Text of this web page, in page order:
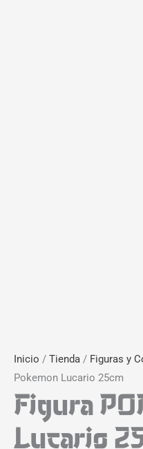
Inicio / Tienda / Figuras y
Pokemon Lucario 25cm
Figura
Lucario